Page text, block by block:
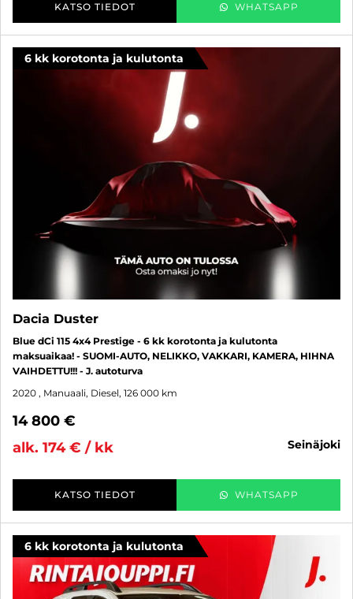
KATSO TIEDOT WHATSAPP
6 kk korotonta ja kulutonta
Dacia Duster
Blue dCi 115 4x4 Prestige - 6 kk korotonta ja kulutonta
maksuaikaa! - SUOMI-AUTO, NELIKKO, VAKKARI, KAMERA, HIHNA
VAIHDETTU!!! - J. autoturva
2020 , Manuaali, Diesel, 126 000 km
14 800 €
alk. 174 € / kk
seinäjoki
KATSO TIEDOT WHATSAPP
6 kk korotonta ja kulutonta